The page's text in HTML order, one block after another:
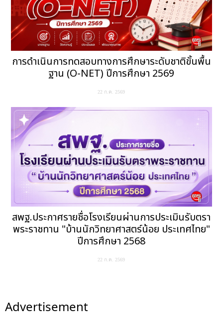
การดำเนินการทดสอบทางการศึกษาระดับชาติขั้นพื้น
ฐาน (O-NET) ปีการศึกษา 2569
22 ก.ค. 2569
สพฐ.ประกาศรายชื่อโรงเรียนผ่านการประเมินรับตรา
พระราชทาน "บ้านนักวิทยาศาสตร์น้อย ประเทศไทย"
ปีการศึกษา 2568
22 ก.ค. 2569
Advertisement